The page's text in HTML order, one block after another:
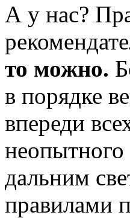
А у нас?
то можно.
в порядке
впереди
дальним
правилами